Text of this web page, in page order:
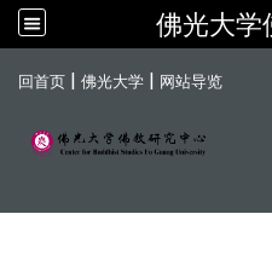
佛光大学
回首页 | 佛光大学 | 网站导览